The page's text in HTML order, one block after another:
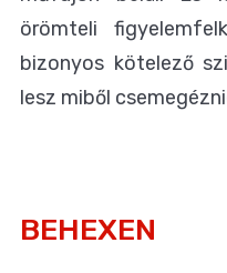
örömteli
bizonyos kötelező
lesz miből
BEHEXEN